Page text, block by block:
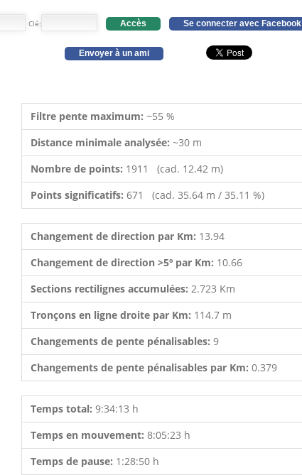
Clé: Accès Se connecter avec Facebook
Envoyer à un ami
Filtre pente maximum: ~55 %
Distance minimale analysée: ~30 m
Nombre de points: 1911 (cad. 12.42 m)
Points significatifs: 671 (cad. 35.64 m / 35.11 %)
Changement de direction par Km: 13.94
Changement de direction >5º par Km: 10.66
Sections rectilignes accumulées: 2.723 Km
Tronçons en ligne droite par Km: 114.7 m
Changements de pente pénalisables: 9
Changements de pente pénalisables par Km: 0.379
Temps total: 9:34:13 h
Temps en mouvement: 8:05:23 h
Temps de pause: 1:28:50 h